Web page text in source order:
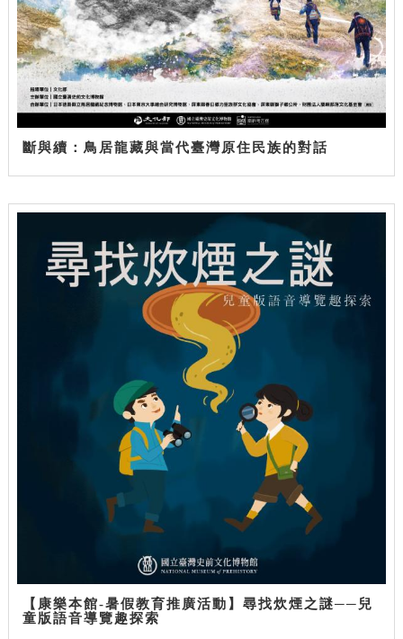
斷與續：鳥居龍藏與當代臺灣原住民族的對話
【康樂本館-暑假教育推廣活動】尋找炊煙之謎──兒
童版語音導覽趣探索